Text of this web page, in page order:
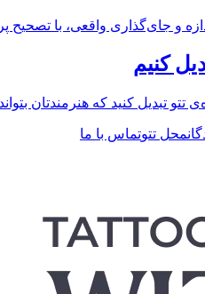
و جای‌گذاری واقعی، با تصحیح
کنیم
تبدیل کنید که هنرمندتان
محل تتوتماس با ما